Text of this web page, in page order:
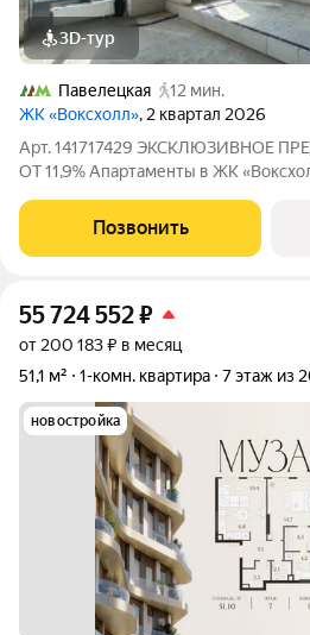
3D-тур
Павелецкая
12 мин.
ЖК «Воксхолл», 2 квартал 2026
Арт. 141717429 ЭКСКЛЮЗИВНОЕ
ОТ 11,9% Апартаменты в ЖК
современного 25-этажного жилого
вид на Москву, потолки высотой 3,2 м
Позвонить
55 724 552₽
от 200 183 ₽ в месяц
51,1 м²
1-комн. квартира 7 этаж из
новостройка